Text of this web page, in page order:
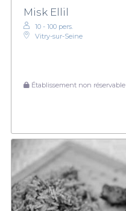
Misk Ellil
10 - 100 pers.
Vitry-sur-Seine
Établissement non réservable